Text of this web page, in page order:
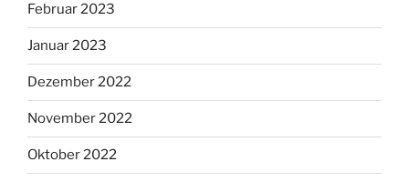
Februar 2023
Januar 2023
Dezember 2022
November 2022
Oktober 2022